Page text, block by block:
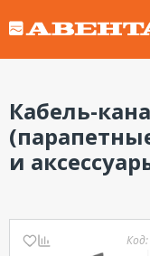
Кабель-
и
Код: